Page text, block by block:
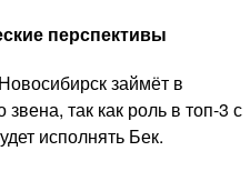
перспективы
займёт в
так как роль в топ-3 с
исполнять Бек.